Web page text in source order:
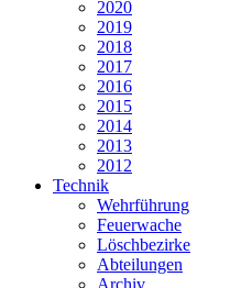
2020
2019
2018
2017
2016
2015
2014
2013
2012
Technik
Wehrführung
Feuerwache
Löschbezirke
Abteilungen
Archiv